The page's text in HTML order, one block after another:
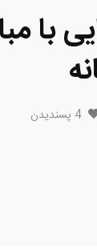
با
4 پسندیدن